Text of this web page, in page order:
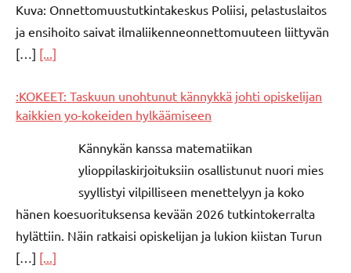
Kuva: Onnettomuustutkintakeskus Poliisi, pelastuslaitos
ja ensihoito saivat ilmaliikenneonnettomuuteen liittyvän
[…] [...]
:KOKEET: Taskuun unohtunut kännykkä johti opiskelijan
kaikkien yo-kokeiden hylkäämiseen
Kännykän kanssa matematiikan
ylioppilaskirjoituksiin osallistunut nuori mies
syyllistyi vilpilliseen menettelyyn ja koko
hänen koesuorituksensa kevään 2026 tutkintokerralta
hylättiin. Näin ratkaisi opiskelijan ja lukion kiistan Turun
[…] [...]